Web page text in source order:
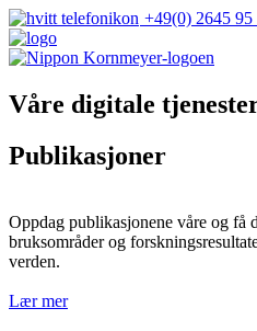
+49(0) 2645 95
Våre digitale
Publikasjoner
Oppdag publikasjonene våre og få
bruksområder og
verden.
Lær mer